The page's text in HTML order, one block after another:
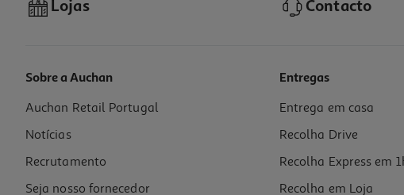
Vinho Branco Sottal 0.75l
5.32 €/Lt
3,99 €
Lojas Contacto
Sobre a Auchan
Auchan Retail Portugal
Notícias
Recrutamento
Seja nosso fornecedor
Entregas
Entrega em casa
Recolha Drive
Recolha Express em
Recolha em Loja